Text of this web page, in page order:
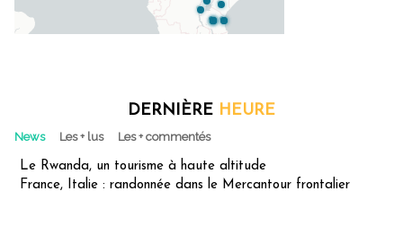
DERNIÈRE HEURE
News Les + lus Les + commentés
Le Rwanda, un tourisme à haute altitude
France, Italie : randonnée dans le Mercantour frontalier